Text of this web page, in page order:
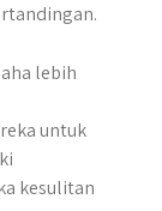
lebih
untuk
kesulitan